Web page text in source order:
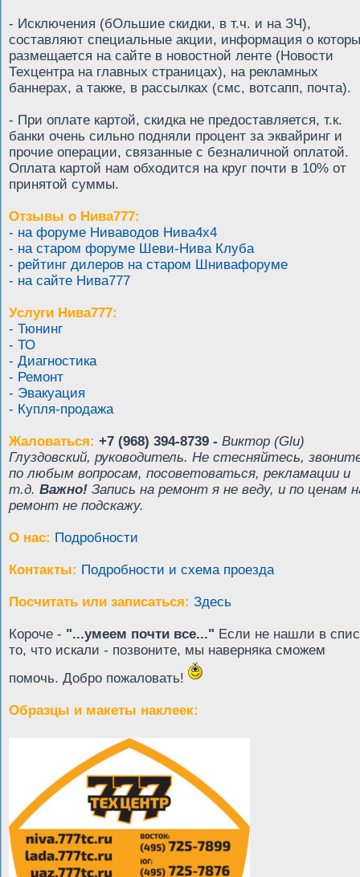
- Исключения (бОльшие скидки, в т.ч. и на ЗЧ),
составляют специальные акции, информация о
размещается на сайте в новостной ленте (Новости
Техцентра на главных страницах), на рекламных
баннерах, а также, в рассылках (смс, вотсапп, почта).
- При оплате картой, скидка не предоставляется, т.к.
банки очень сильно подняли процент за эквайринг и
прочие операции, связанные с безналичной оплатой.
Оплата картой нам обходится на круг почти в 10% от
принятой суммы.
Отзывы о Нива777:
- на форуме Ниваводов Нива4х4
- на старом форуме Шеви-Нива Клуба
- рейтинг дилеров на старом Шнивафоруме
- на сайте Нива777
Услуги Нива777:
- Тюнинг
- ТО
- Диагностика
- Ремонт
- Эвакуация
- Купля-продажа
Жаловаться: +7 (968) 394-8739 - Виктор (Glu)
Глуздовский, руководитель. Не стесняйтесь,
по любым вопросам, посоветоваться, рекламации и
т.д. Важно! Запись на ремонт я не веду, и по ценам
ремонт не подскажу.
О нас: Подробности
Контакты: Подробности и схема проезда
Посчитать или записаться: Здесь
Короче - "...умеем почти все..." Если не нашли в
то, что искали - позвоните, мы наверняка сможем
помочь. Добро пожаловать!
Образцы и макеты наклеек: